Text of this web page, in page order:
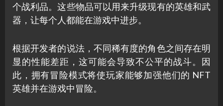
个战利品。这些物品可以用来升级现有的英雄和武
器，让每个人都能在游戏中进步。
根据开发者的说法，不同稀有度的角色之间存在明
显的性能差距，这可能会导致不公平的战斗。因
此，拥有冒险模式将使玩家能够加强他们的 NFT
英雄并在游戏中冒险。